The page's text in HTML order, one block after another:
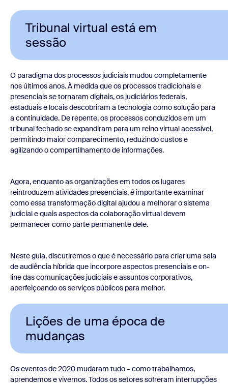
Tribunal virtual está em
sessão
O paradigma dos processos judiciais mudou completamente
nos últimos anos. À medida que os processos tradicionais e
presenciais se tornaram digitais, os judiciários federais,
estaduais e locais descobriram a tecnologia como solução para
a continuidade. De repente, os processos conduzidos em um
tribunal fechado se expandiram para um reino virtual acessível,
permitindo maior comparecimento, reduzindo custos e
agilizando o compartilhamento de informações.
Agora, enquanto as organizações em todos os lugares
reintroduzem atividades presenciais, é importante examinar
como essa transformação digital ajudou a melhorar o sistema
judicial e quais aspectos da colaboração virtual devem
permanecer como parte permanente dele.
Neste guia, discutiremos o que é necessário para criar uma sala
de audiência híbrida que incorpore aspectos presenciais e on-
line das comunicações judiciais e assuntos corporativos,
aperfeiçoando os serviços públicos para melhor.
Lições de uma época de
mudanças
Os eventos de 2020 mudaram tudo – como trabalhamos,
aprendemos e vivemos. Todos os setores sofreram interrupções